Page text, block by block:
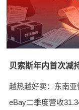
贝索斯年内首次减
越热越好卖：东南
eBay二季度营收